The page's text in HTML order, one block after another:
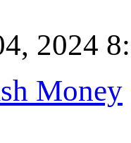
2024
Money